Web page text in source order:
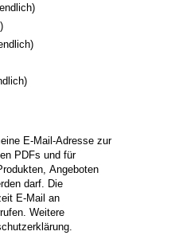
E-Mail-Adresse zur
PDFs und für
Angeboten
darf. Die
E-Mail an
Weitere